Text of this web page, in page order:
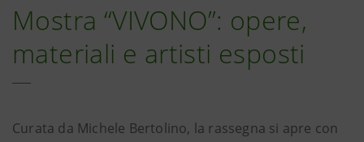
Mostra “VIVONO”: opere,
materiali e artisti esposti
Curata da Michele Bertolino, la rassegna si apre con